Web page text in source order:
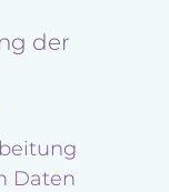
der
Daten